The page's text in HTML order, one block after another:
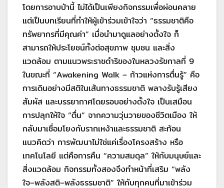
โดยการอาบป่านี้ ไม่ได้เป็นเพียงกิจกรรมเพื่อผ่อนคลาย
แต่เป็นบทเรียนที่ทำให้ผู้เข้าร่วมเข้าใจว่า “ธรรมชาติคือ
ทรัพยากรที่มีคุณค่า” เมื่อนำมาดูแลอย่างตั้งใจ ก็
สามารถให้ประโยชน์ทั้งต่อสุขภาพ ชุมชน และสิ่ง
แวดล้อม ตามแนวพระราชดำริของในหลวงรัชกาลที่ 9
ในขณะที่ “Awakening Walk – ก้าวแห่งการตื่นรู้” คือ
การเดินอย่างมีสติในเส้นทางธรรมชาติ พลางรับรู้เสียง
สัมผัส และบรรยากาศโดยรอบอย่างตั้งใจ เป็นเสมือน
การปลุกให้ใจ “ตื่น” จากความวุ่นวายของชีวิตเมือง ให้
กลับมาเชื่อมโยงกับรากเหง้าและธรรมชาติ สะท้อน
แนวคิดว่า การพัฒนาไม่ใช่แค่เรื่องโครงสร้าง หรือ
เทคโนโลยี แต่คือการคืน “ความสมดุล” ให้กับมนุษย์และ
สิ่งแวดล้อม กิจกรรมทั้งสองจึงทำหน้าที่เสริม “พลัง
ใจ–พลังสติ–พลังธรรมชาติ” ให้กับทุกคนที่มาเข้าร่วม